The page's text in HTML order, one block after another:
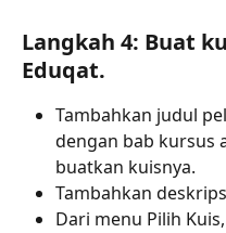
Langkah 4: Buat
Eduqat.
Tambahkan judul
dengan bab kursus
buatkan kuisnya.
Tambahkan
Dari menu Pilih